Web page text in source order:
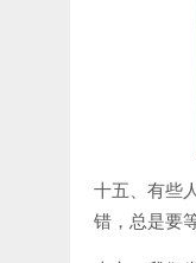
十五、有些
错，总是要